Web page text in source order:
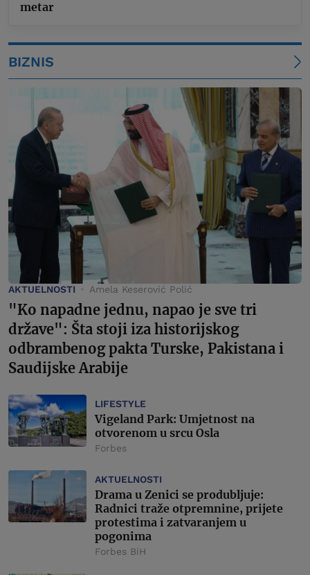
metar
BIZNIS
AKTUELNOSTI Amela Keserović Polić
"Ko napadne jednu, napao je sve tri
države": Šta stoji iza historijskog
odbrambenog pakta Turske, Pakistana i
Saudijske Arabije
LIFESTYLE
Vigeland Park: Umjetnost na
otvorenom u srcu Osla
Forbes
AKTUELNOSTI
Drama u Zenici se produbljuje:
Radnici traže otpremnine, prijete
protestima i zatvaranjem u
pogonima
Forbes BiH